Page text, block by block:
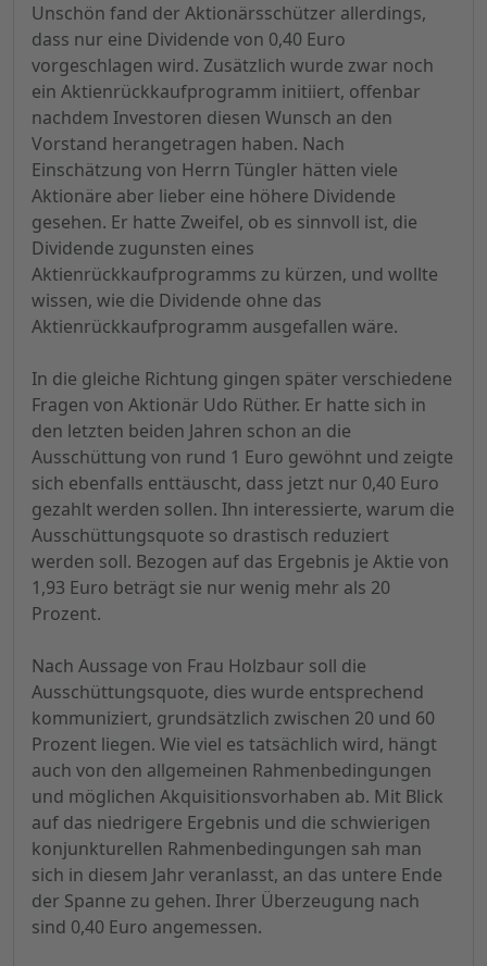
Unschön fand der Aktionärsschützer allerdings,
dass nur eine Dividende von 0,40 Euro
vorgeschlagen wird. Zusätzlich wurde zwar noch
ein Aktienrückkaufprogramm initiiert, offenbar
nachdem Investoren diesen Wunsch an den
Vorstand herangetragen haben. Nach
Einschätzung von Herrn Tüngler hätten viele
Aktionäre aber lieber eine höhere Dividende
gesehen. Er hatte Zweifel, ob es sinnvoll ist, die
Dividende zugunsten eines
Aktienrückkaufprogramms zu kürzen, und wollte
wissen, wie die Dividende ohne das
Aktienrückkaufprogramm ausgefallen wäre.
In die gleiche Richtung gingen später verschiedene
Fragen von Aktionär Udo Rüther. Er hatte sich in
den letzten beiden Jahren schon an die
Ausschüttung von rund 1 Euro gewöhnt und zeigte
sich ebenfalls enttäuscht, dass jetzt nur 0,40 Euro
gezahlt werden sollen. Ihn interessierte, warum die
Ausschüttungsquote so drastisch reduziert
werden soll. Bezogen auf das Ergebnis je Aktie von
1,93 Euro beträgt sie nur wenig mehr als 20
Prozent.
Nach Aussage von Frau Holzbaur soll die
Ausschüttungsquote, dies wurde entsprechend
kommuniziert, grundsätzlich zwischen 20 und 60
Prozent liegen. Wie viel es tatsächlich wird, hängt
auch von den allgemeinen Rahmenbedingungen
und möglichen Akquisitionsvorhaben ab. Mit Blick
auf das niedrigere Ergebnis und die schwierigen
konjunkturellen Rahmenbedingungen sah man
sich in diesem Jahr veranlasst, an das untere Ende
der Spanne zu gehen. Ihrer Überzeugung nach
sind 0,40 Euro angemessen.